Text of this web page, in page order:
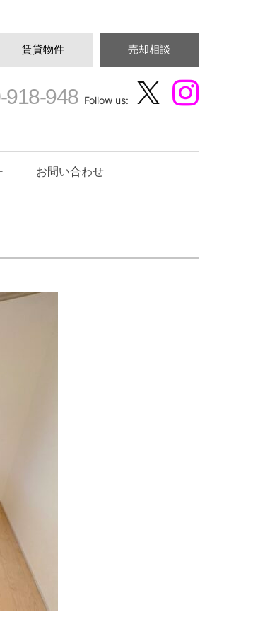
賃貸物件 売却相談
918-948Follow us:
お問い合わせ